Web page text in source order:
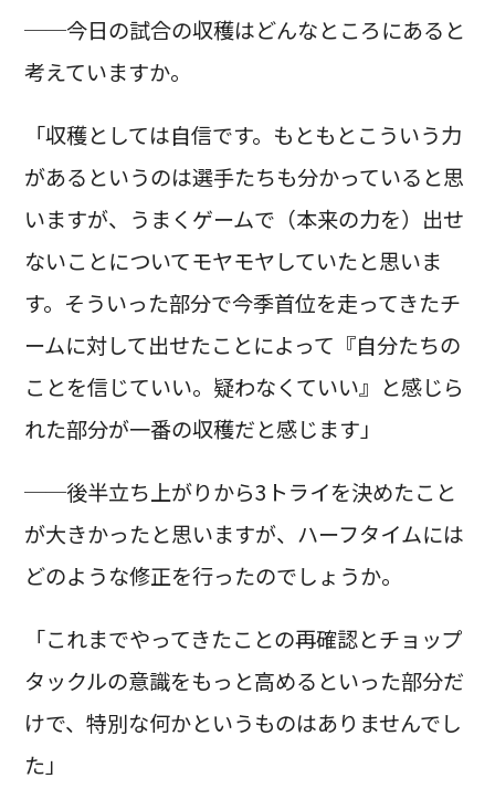
──今日の試合の収穫はどんなところにあると
考えていますか。
「収穫としては自信です。もともとこういう力
があるというのは選手たちも分かっていると思
いますが、うまくゲームで（本来の力を）出せ
ないことについてモヤモヤしていたと思いま
す。そういった部分で今季首位を走ってきたチ
ームに対して出せたことによって『自分たちの
ことを信じていい。疑わなくていい』と感じら
れた部分が一番の収穫だと感じます」
──後半立ち上がりから3トライを決めたこと
が大きかったと思いますが、ハーフタイムには
どのような修正を行ったのでしょうか。
「これまでやってきたことの再確認とチョップ
タックルの意識をもっと高めるといった部分だ
けで、特別な何かというものはありませんでし
た」